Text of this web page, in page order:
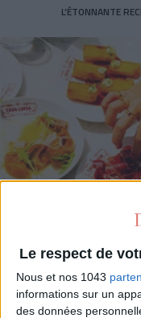
Le respect de
Nous et nos 1043
informations sur un
des données
L’ÉTONNANTE
CASA LUISA :